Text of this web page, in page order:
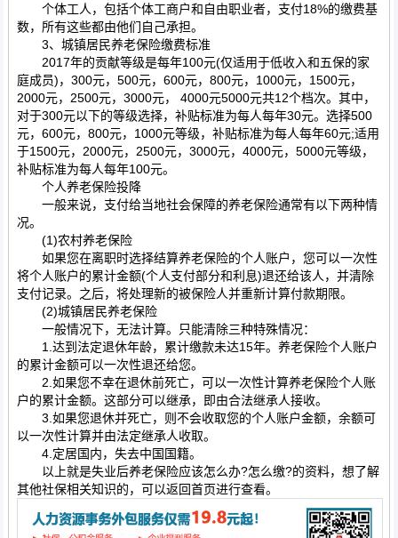
个体工人，包括个体工商户和自由职业者，支付18%的缴费基
数，所有这些都由他们自己承担。
3、城镇居民养老保险缴费标准
2017年的贡献等级是每年100元(仅适用于低收入和五保的家
庭成员)，300元，500元，600元，800元，1000元，1500元，
2000元，2500元，3000元， 4000元5000元共12个档次。其中，
对于300元以下的等级选择，补贴标准为每人每年30元。选择500
元，600元，800元，1000元等级，补贴标准为每人每年60元;适用
于1500元，2000元，2500元，3000元，4000元，5000元等级，
补贴标准为每人每年100元。
个人养老保险投降
一般来说，支付给当地社会保障的养老保险通常有以下两种情
况。
(1)农村养老保险
如果您在离职时选择结算养老保险的个人账户，您可以一次性
将个人账户的累计金额(个人支付部分和利息)退还给该人，并清除
支付记录。之后，将处理新的被保险人并重新计算付款期限。
(2)城镇居民养老保险
一般情况下，无法计算。只能清除三种特殊情况：
1.达到法定退休年龄，累计缴款未达15年。养老保险个人账户
的累计金额可以一次性退还给您。
2.如果您不幸在退休前死亡，可以一次性计算养老保险个人账
户的累计金额。这部分可以继承，即由合法继承人接收。
3.如果您退休并死亡，则不会收取您的个人账户金额，余额可
以一次性计算并由法定继承人收取。
4.定居国内，失去中国国籍。
以上就是失业后养老保险应该怎么办?怎么缴?的资料，想了解
其他社保相关知识的，可以返回首页进行查看。